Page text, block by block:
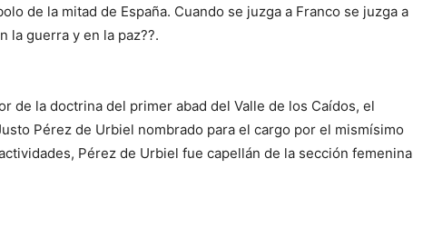
de la mitad de España. Cuando se juzga a Franco se juzga a
la guerra y en la paz??.
de la doctrina del primer abad del Valle de los Caídos, el
Pérez de Urbiel nombrado para el cargo por el mismísimo
Pérez de Urbiel fue capellán de la sección femenina